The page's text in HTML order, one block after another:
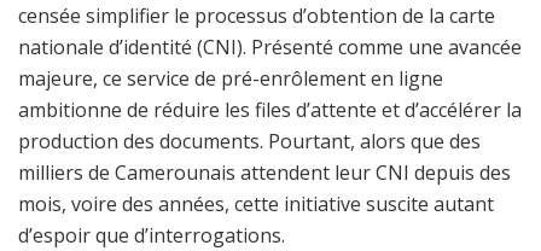
censée simplifier le processus d’obtention de la carte
nationale d’identité (CNI). Présenté comme une avancée
majeure, ce service de pré-enrôlement en ligne
ambitionne de réduire les files d’attente et d’accélérer la
production des documents. Pourtant, alors que des
milliers de Camerounais attendent leur CNI depuis des
mois, voire des années, cette initiative suscite autant
d’espoir que d’interrogations.